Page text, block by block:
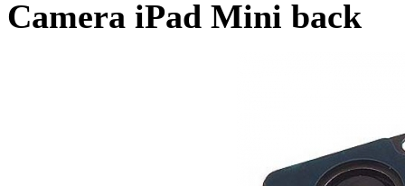
Camera iPad Mini back